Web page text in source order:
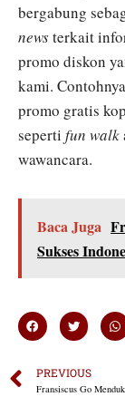
bergabung
newsterkait
promo diskon
kami.
promo gratis
seperti fun walk
wawancara.
Baca Juga
Sukses
PREVIOUS